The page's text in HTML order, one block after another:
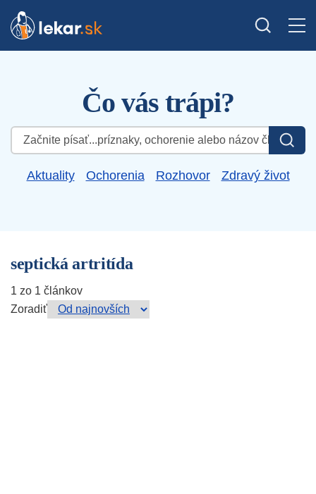
Čo vás trápi?
Hľadať:
Aktuality Ochorenia Rozhovor Zdravý život
septická artritída
1 zo 1 článkov
Zoradiť